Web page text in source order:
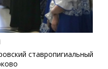
ставропигиальный